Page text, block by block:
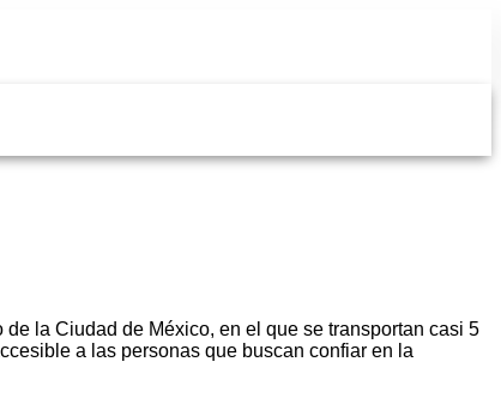
la Ciudad de México, en el que se transportan casi 5
a las personas que buscan confiar en la